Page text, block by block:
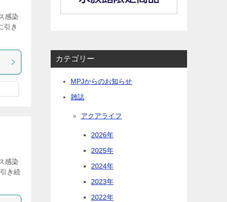
感染
引き
感染
き続
カテゴリー
MPJからのお知らせ
雑誌
アクアライフ
2026年
2025年
2024年
2023年
2022年